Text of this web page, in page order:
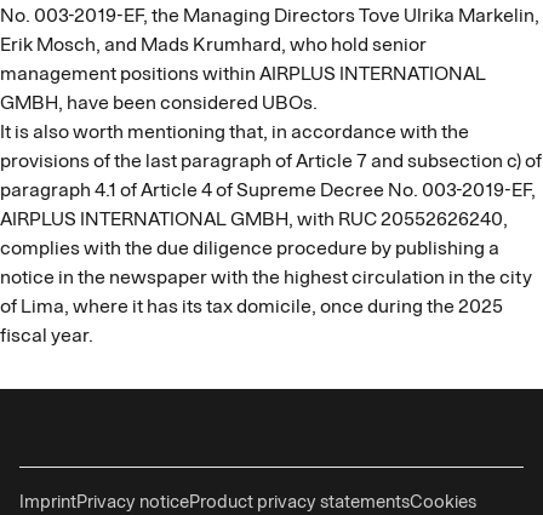
No. 003-2019-EF, the Managing Directors Tove Ulrika Markelin,
Erik Mosch, and Mads Krumhard, who hold senior
management positions within AIRPLUS INTERNATIONAL
GMBH, have been considered UBOs.
It is also worth mentioning that, in accordance with the
provisions of the last paragraph of Article 7 and subsection c) of
paragraph 4.1 of Article 4 of Supreme Decree No. 003-2019-EF,
AIRPLUS INTERNATIONAL GMBH, with RUC 20552626240,
complies with the due diligence procedure by publishing a
notice in the newspaper with the highest circulation in the city
of Lima, where it has its tax domicile, once during the 2025
fiscal year.
ImprintPrivacy noticeProduct privacy statementsCookies